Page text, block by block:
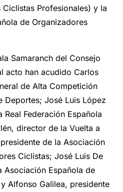
Profesionales) y la
de Organizadores
Samaranch del Consejo
acto han acudido Carlos
de Alta Competición
Deportes; José Luis López
Federación Española
director de la Vuelta a
de la Asociación
Ciclistas; José Luis De
Asociación Española de
Alfonso Galilea, presidente